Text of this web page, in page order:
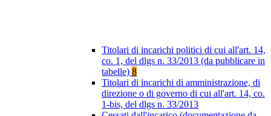
Titolari di incarichi politici di cui all'art. 14,
co. 1, del dlgs n. 33/2013 (da pubblicare in
tabelle) 8
Titolari di incarichi di amministrazione, di
direzione o di governo di cui all'art. 14, co.
1-bis, del dlgs n. 33/2013